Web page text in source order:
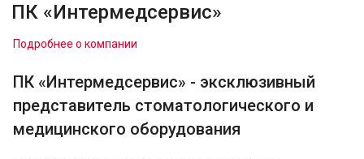
ПК «Интермедсервис»
Подробнее о компании
ПК «Интермедсервис» - эксклюзивный
представитель стоматологического и
медицинского оборудования